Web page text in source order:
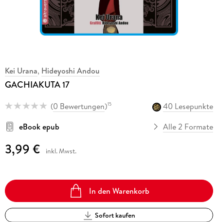
Kei Urana, Hideyoshi Andou
GACHIAKUTA 17
(0 Bewertungen)15
40 Lesepunkte
eBook epub
Alle 2 Formate
3,99 € inkl. Mwst.
In den Warenkorb
Sofort kaufen